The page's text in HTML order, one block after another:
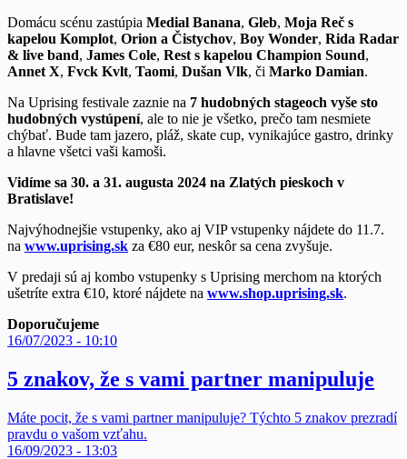
Domácu scénu zastúpia Medial Banana, Gleb, Moja Reč s
kapelou Komplot, Orion a Čistychov, Boy Wonder, Rida Radar
& live band, James Cole, Rest s kapelou Champion Sound,
Annet X, Fvck Kvlt, Taomi, Dušan Vlk, či Marko Damian.
Na Uprising festivale zaznie na 7 hudobných stageoch vyše sto
hudobných vystúpení, ale to nie je všetko, prečo tam nesmiete
chýbať. Bude tam jazero, pláž, skate cup, vynikajúce gastro, drinky
a hlavne všetci vaši kamoši.
Vidíme sa 30. a 31. augusta 2024 na Zlatých pieskoch v
Bratislave!
Najvýhodnejšie vstupenky, ako aj VIP vstupenky nájdete do 11.7.
na www.uprising.sk za €80 eur, neskôr sa cena zvyšuje.
V predaji sú aj kombo vstupenky s Uprising merchom na ktorých
ušetríte extra €10, ktoré nájdete na ​​ www.shop.uprising.sk.
Doporučujeme
16/07/2023 - 10:10
5 znakov, že s vami partner manipuluje
Máte pocit, že s vami partner manipuluje? Týchto 5 znakov prezradí
pravdu o vašom vzťahu.
16/09/2023 - 13:03